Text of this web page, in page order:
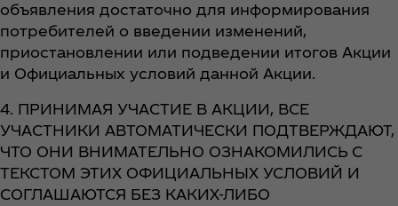
объявления достаточно для информирования
потребителей о введении изменений,
приостановлении или подведении итогов Акции
и Официальных условий данной Акции.
4. ПРИНИМАЯ УЧАСТИЕ В АКЦИИ, ВСЕ
УЧАСТНИКИ АВТОМАТИЧЕСКИ ПОДТВЕРЖДАЮТ,
ЧТО ОНИ ВНИМАТЕЛЬНО ОЗНАКОМИЛИСЬ С
ТЕКСТОМ ЭТИХ ОФИЦИАЛЬНЫХ УСЛОВИЙ И
СОГЛАШАЮТСЯ БЕЗ КАКИХ-ЛИБО